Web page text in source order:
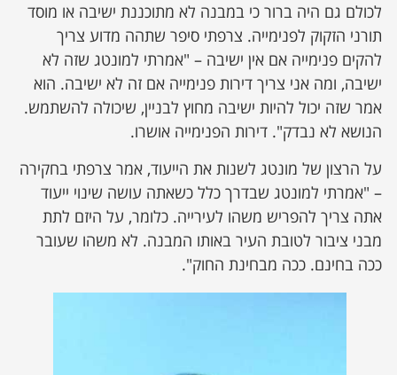
לכולם גם היה ברור כי במבנה לא מתוכננת ישיבה או מוסד
תורני הזקוק לפנימייה. צרפתי סיפר שתהה מדוע צריך
להקים פנימייה אם אין ישיבה – "אמרתי למונטג שזה לא
ישיבה, ומה אני צריך דירות פנימייה אם זה לא ישיבה. הוא
אמר שזה יכול להיות ישיבה מחוץ לבניין, שיכולה להשתמש.
הנושא לא נבדק". דירות הפנימייה אושרו.
על הרצון של מונטג לשנות את הייעוד, אמר צרפתי בחקירה
– "אמרתי למונטג שבדרך כלל כשאתה עושה שינוי ייעוד
אתה צריך להפריש משהו לעירייה. כלומר, על היזם לתת
מבני ציבור לטובת העיר באותו המבנה. לא משהו שעובר
ככה בחינם. ככה מבחינת החוק".